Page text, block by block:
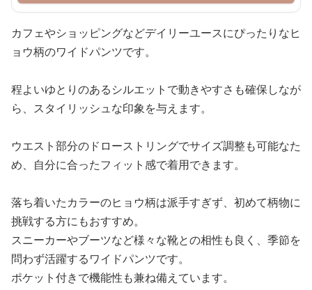
カフェやショッピングなどデイリーユースにぴったりなヒ
ョウ柄のワイドパンツです。
程よいゆとりのあるシルエットで動きやすさも確保しなが
ら、スタイリッシュな印象を与えます。
ウエスト部分のドローストリングでサイズ調整も可能なた
め、自分に合ったフィット感で着用できます。
落ち着いたカラーのヒョウ柄は派手すぎず、初めて柄物に
挑戦する方にもおすすめ。
スニーカーやブーツなど様々な靴との相性も良く、季節を
問わず活躍するワイドパンツです。
ポケット付きで機能性も兼ね備えています。